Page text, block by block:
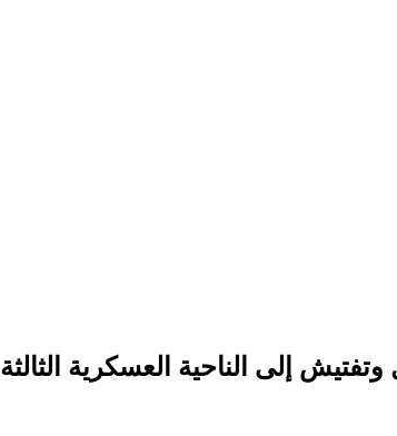
إلى الناحية العسكرية الثالثة